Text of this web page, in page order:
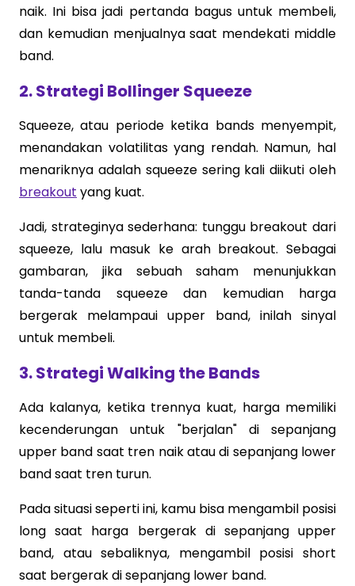
naik. Ini bisa jadi pertanda bagus untuk membeli,
dan kemudian menjualnya saat mendekati middle
band.
2. Strategi Bollinger Squeeze
Squeeze, atau periode ketika bands menyempit,
menandakan volatilitas yang rendah. Namun, hal
menariknya adalah squeeze sering kali diikuti oleh
breakout yang kuat.
Jadi, strateginya sederhana: tunggu breakout dari
squeeze, lalu masuk ke arah breakout. Sebagai
gambaran, jika sebuah saham menunjukkan
tanda-tanda squeeze dan kemudian harga
bergerak melampaui upper band, inilah sinyal
untuk membeli.
3. Strategi Walking the Bands
Ada kalanya, ketika trennya kuat, harga memiliki
kecenderungan untuk "berjalan" di sepanjang
upper band saat tren naik atau di sepanjang lower
band saat tren turun.
Pada situasi seperti ini, kamu bisa mengambil posisi
long saat harga bergerak di sepanjang upper
band, atau sebaliknya, mengambil posisi short
saat bergerak di sepanjang lower band.